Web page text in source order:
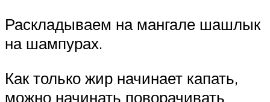
Раскладываем на мангале шашлык
на шампурах.
Как только жир начинает капать,
можно начинать поворачивать